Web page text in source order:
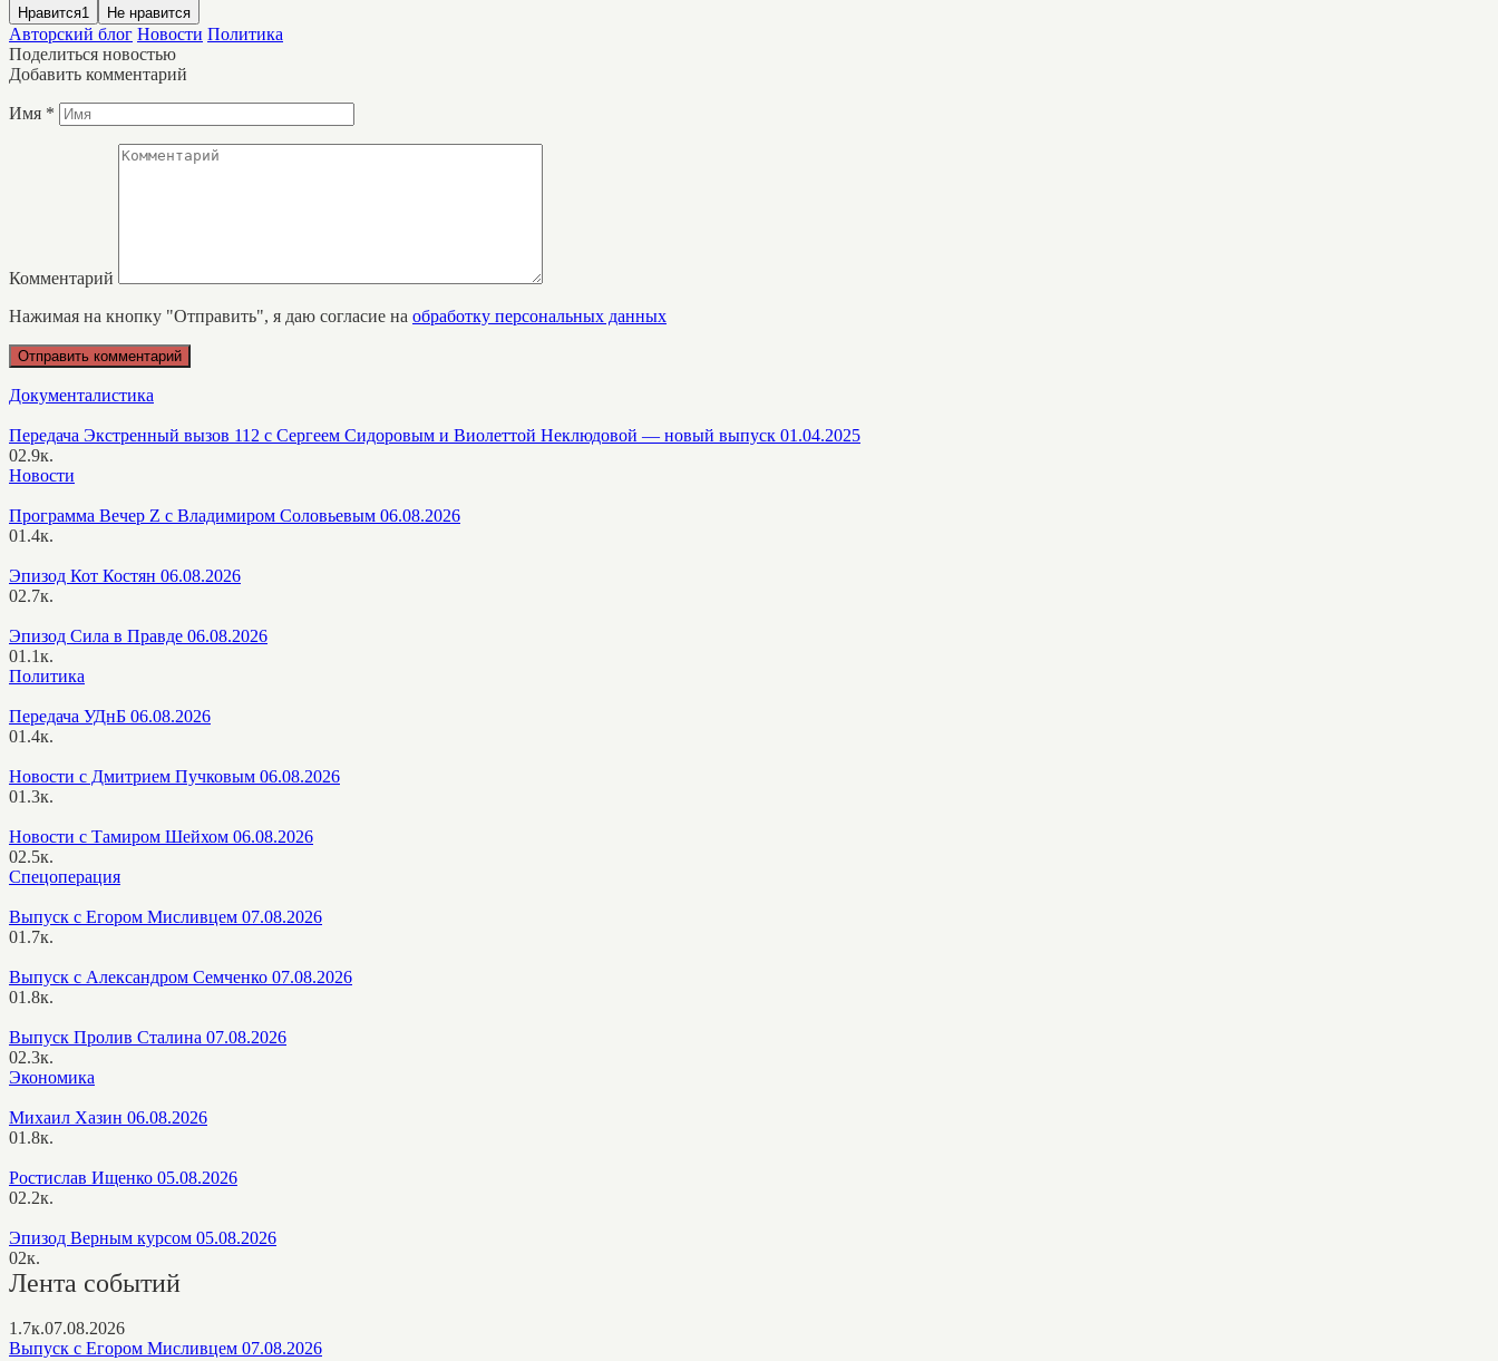
Нравится1 Не нравится
Авторский блог Новости Политика
Поделиться новостью
Добавить комментарий
Имя *
Комментарий
Нажимая на кнопку "Отправить", я даю согласие на обработку персональных данных
Документалистика
Передача Экстренный вызов 112 с Сергеем Сидоровым и Виолеттой Неклюдовой — новый выпуск 01.04.2025
02.9к.
Новости
Программа Вечер Z с Владимиром Соловьевым 06.08.2026
01.4к.
Эпизод Кот Костян 06.08.2026
02.7к.
Эпизод Сила в Правде 06.08.2026
01.1к.
Политика
Передача УДнБ 06.08.2026
01.4к.
Новости с Дмитрием Пучковым 06.08.2026
01.3к.
Новости с Тамиром Шейхом 06.08.2026
02.5к.
Спецоперация
Выпуск с Егором Мисливцем 07.08.2026
01.7к.
Выпуск с Александром Семченко 07.08.2026
01.8к.
Выпуск Пролив Сталина 07.08.2026
02.3к.
Экономика
Михаил Хазин 06.08.2026
01.8к.
Ростислав Ищенко 05.08.2026
02.2к.
Эпизод Верным курсом 05.08.2026
02к.
Лента событий
1.7к.07.08.2026
Выпуск с Егором Мисливцем 07.08.2026